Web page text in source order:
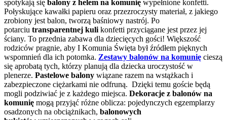
spotykają się balony z helem na komunię wypełnione konfetti.
Połyskujące kawałki papieru oraz przezroczysty materiał, z jakiego
zrobiony jest balon, tworzą baśniowy nastrój. Po
potarciu transparentnej kuli konfetti przyciągane jest przez jej
ściany. To przednia zabawa dla dziecięcych gości! Większość
rodziców pragnie, aby I Komunia Święta był źródłem pięknych
wspomnień dla ich potomka. Zestawy balonów na komunię cieszą
się aprobatą tych, którzy planują dla dziecka uroczystość w
plenerze. Pastelowe balony wiązane razem na wstążkach i
zabezpieczone ciężarkami nie odfruną. Dzięki temu goście będą
mogli podziwiać je z każdego miejsca. Dekoracje z balonów na
komunię mogą przyjąć różne oblicza: pojedynczych egzemplarzy
osadzonych na obciążnikach, balonowych